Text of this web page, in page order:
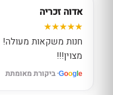
אדוה זכריה
חנות משקאות
מצוין!!!
Google · ביקורת מאומתת